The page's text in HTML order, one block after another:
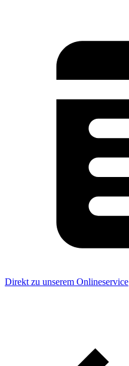
Direkt zu unserem Onlineservice